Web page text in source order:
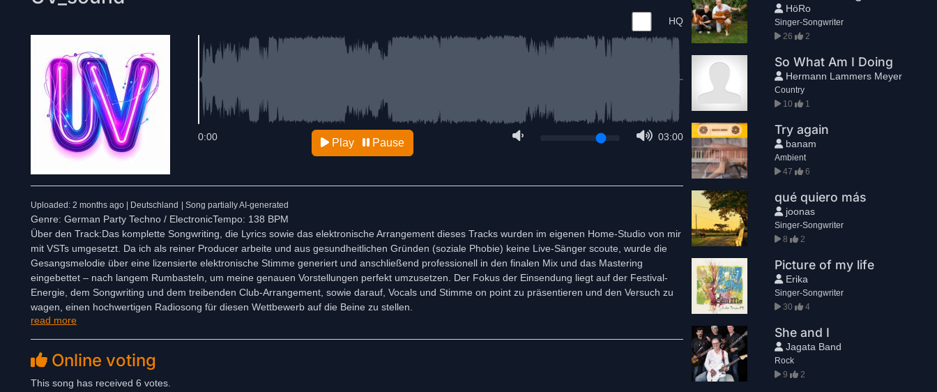
HQ
03:00
0:00 Play Pause
Uploaded: 2 months ago | Deutschland | Song partially AI-generated
Genre: German Party Techno / ElectronicTempo: 138 BPM
Über den Track:Das komplette Songwriting, die Lyrics sowie das elektronische Arrangement dieses Tracks wurden im eigenen Home-Studio von mir
mit VSTs umgesetzt. Da ich als reiner Producer arbeite und aus gesundheitlichen Gründen (soziale Phobie) keine Live-Sänger scoute, wurde die
Gesangsmelodie über eine lizensierte elektronische Stimme generiert und anschließend professionell in den finalen Mix und das Mastering
eingebettet – nach langem Rumbasteln, um meine genauen Vorstellungen perfekt umzusetzen. Der Fokus der Einsendung liegt auf der Festival-
Energie, dem Songwriting und dem treibenden Club-Arrangement, sowie darauf, Vocals und Stimme on point zu präsentieren und den Versuch zu
wagen, einen hochwertigen Radiosong für diesen Wettbewerb auf die Beine zu stellen.
read more
Online voting
This song has received 6 votes.
HöRo
Singer-Songwriter
26
2
So What Am I Doing
Hermann Lammers Meyer
Country
10
1
Try again
banam
Ambient
47
6
qué quiero más
joonas
Singer-Songwriter
8
2
Picture of my life
Erika
Singer-Songwriter
30
4
She and I
Jagata Band
Rock
9
2